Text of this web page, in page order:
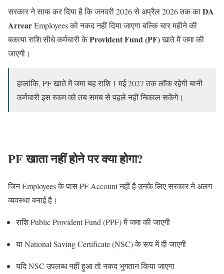
सरकार ने साफ कर दिया है कि जनवरी 2026 से अप्रैल 2026 तक काDA
ArrearEmployees को नकद नहीं दिया जाएगा बल्कि चार महीने की
बकाया राशि सीधे कर्मचारी केProvident Fund (PF)खाते में जमा की
जाएगी।
हालांकि, PF खाते में जमा यह राशि 1 मई 2027 तक लॉक रहेगी यानी
कर्मचारी इस रकम को तय समय से पहले नहीं निकाल सकेंगे।
PF खाता नहीं होने पर क्या होगा?
जिन Employees के पास PF Account नहीं है उनके लिए सरकार ने अलग
व्यवस्था बनाई है।
राशि Public Provident Fund (PPF) में जमा की जाएगी
या National Saving Certificate (NSC) के रूप में दी जाएगी
यदि NSC उपलब्ध नहीं हुआ तो नकद भुगतान किया जाएगा